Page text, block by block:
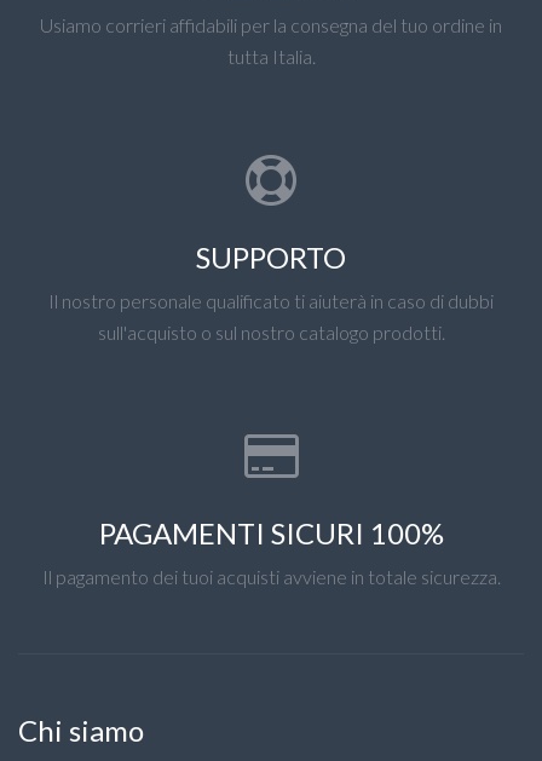
Usiamo corrieri affidabili per la consegna del tuo ordine in
tutta Italia.
SUPPORTO
Il nostro personale qualificato ti aiuterà in caso di dubbi
sull'acquisto o sul nostro catalogo prodotti.
PAGAMENTI SICURI 100%
Il pagamento dei tuoi acquisti avviene in totale sicurezza.
Chi siamo